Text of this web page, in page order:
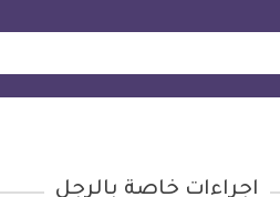
اجراءات خاصة بالرجل